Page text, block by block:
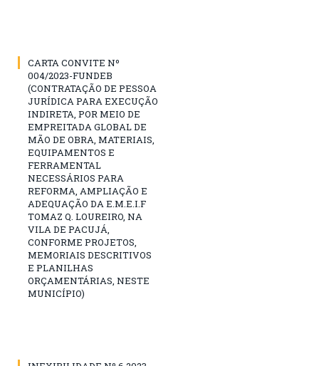
CARTA CONVITE Nº
004/2023-FUNDEB
(CONTRATAÇÃO DE PESSOA
JURÍDICA PARA EXECUÇÃO
INDIRETA, POR MEIO DE
EMPREITADA GLOBAL DE
MÃO DE OBRA, MATERIAIS,
EQUIPAMENTOS E
FERRAMENTAL
NECESSÁRIOS PARA
REFORMA, AMPLIAÇÃO E
ADEQUAÇÃO DA E.M.E.I.F
TOMAZ Q. LOUREIRO, NA
VILA DE PACUJÁ,
CONFORME PROJETOS,
MEMORIAIS DESCRITIVOS
E PLANILHAS
ORÇAMENTÁRIAS, NESTE
MUNICÍPIO)